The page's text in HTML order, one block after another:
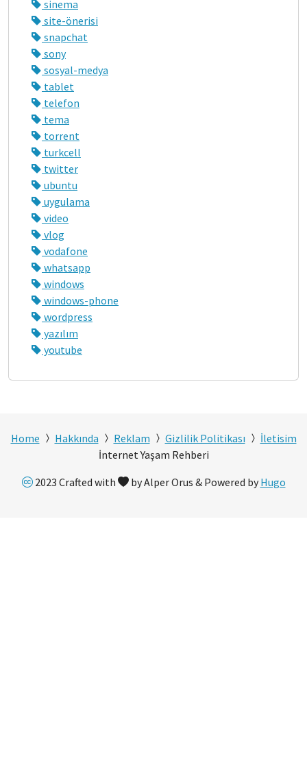
sinema
site-önerisi
snapchat
sony
sosyal-medya
tablet
telefon
tema
torrent
turkcell
twitter
ubuntu
uygulama
video
vlog
vodafone
whatsapp
windows
windows-phone
wordpress
yazılım
youtube
Home Hakkında Reklam Gizlilik Politikası
İletisim
İnternet Yaşam Rehberi
2023 Crafted with
by Alper Orus & Powered byHugo